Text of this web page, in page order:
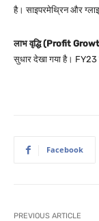
है। साइपरमेथ्रिन और
लाभ वृद्धि (Profit
सुधार देखा गया है।
Facebook
PREVIOUS ARTICLE